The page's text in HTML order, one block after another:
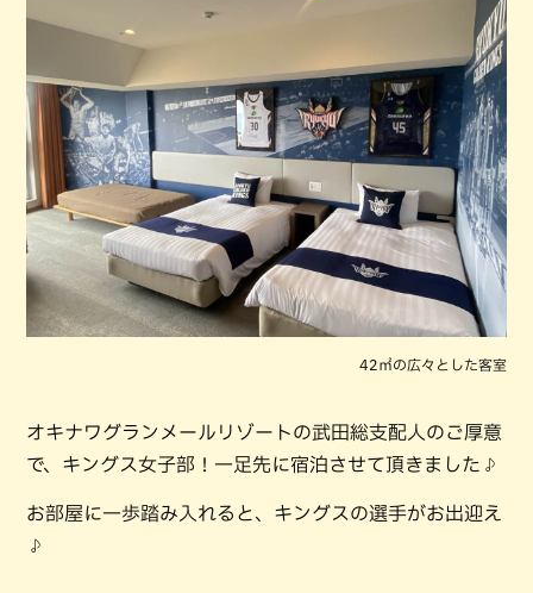
42㎡の広々とした客室
オキナワグランメールリゾートの武田総支配人のご厚意
で、キングス女子部！一足先に宿泊させて頂きました♪
お部屋に一歩踏み入れると、キングスの選手がお出迎え
♪